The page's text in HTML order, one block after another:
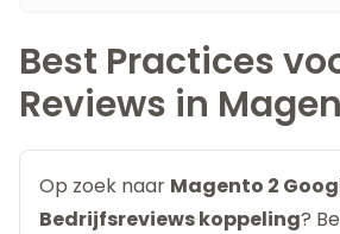
Best Practices
Reviews in
Op zoek naar Magento 2
Bedrijfsreviews koppeling?